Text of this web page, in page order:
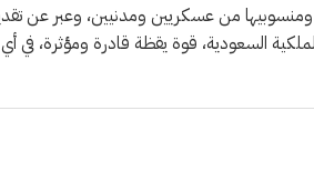
من عسكريين ومدنيين، وعبر عن
السعودية، قوة يقظة قادرة ومؤثرة،